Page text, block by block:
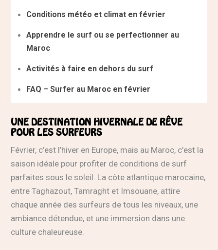
Conditions météo et climat en février
Apprendre le surf ou se perfectionner au
Maroc
Activités à faire en dehors du surf
FAQ – Surfer au Maroc en février
UNE DESTINATION HIVERNALE DE RÊVE
POUR LES SURFEURS
Février, c’est l’hiver en Europe, mais au Maroc, c’est la
saison idéale pour profiter de conditions de surf
parfaites sous le soleil. La côte atlantique marocaine,
entre Taghazout, Tamraght et Imsouane, attire
chaque année des surfeurs de tous les niveaux, une
ambiance détendue, et une immersion dans une
culture chaleureuse.